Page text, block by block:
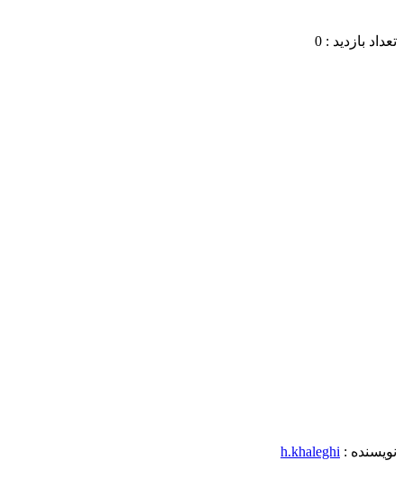
تعداد بازدید : 0
نویسنده : h.khaleghi